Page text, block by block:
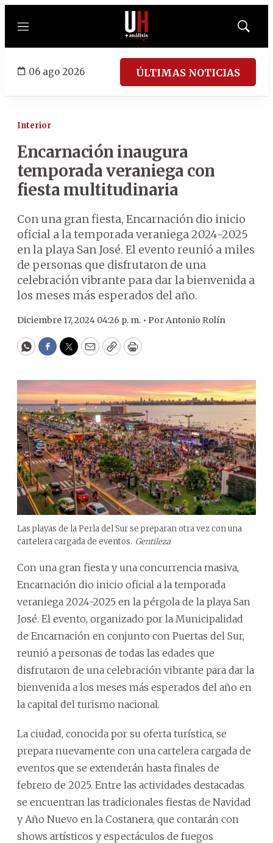
Menú
Mostrar
06 ago 2026 ÚLTIMAS NOTICIAS
Interior
Encarnación inaugura
temporada veraniega con
fiesta multitudinaria
Con una gran fiesta, Encarnación dio inicio
oficial a la temporada veraniega 2024-2025
en la playa San José. El evento reunió a miles
de personas que disfrutaron de una
celebración vibrante para dar la bienvenida a
los meses más esperados del año.
Diciembre 17, 2024 04:26 p. m. • PorAntonio Rolín
WhatsApp
Facebook
Twitter
EmailCopyPrint
Las playas de la Perla del Sur se preparan otra vez con una
cartelera cargada de eventos. Gentileza
Con una gran fiesta y una concurrencia masiva,
Encarnación dio inicio oficial a la temporada
veraniega 2024-2025 en la pérgola de la playa San
José. El evento, organizado por la Municipalidad
de Encarnación en conjunto con Puertas del Sur,
reunió a personas de todas las edades que
disfrutaron de una celebración vibrante para dar la
bienvenida a los meses más esperados del año en
la capital del turismo nacional.
La ciudad, conocida por su oferta turística, se
prepara nuevamente con una cartelera cargada de
eventos que se extenderán hasta finales de
febrero de 2025. Entre las actividades destacadas
se encuentran las tradicionales fiestas de Navidad
y Año Nuevo en la Costanera, que contarán con
shows artísticos y espectáculos de fuegos